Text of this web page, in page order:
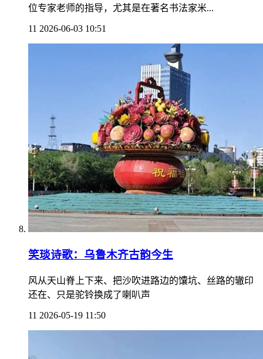
位专家老师的指导，尤其是在著名书法家米...
11 2026-06-03 10:51
笑琰诗歌：乌鲁木齐古韵今生
风从天山脊上下来、把沙吹进路边的馕坑、丝路的辙印
还在、只是驼铃换成了喇叭声
11 2026-05-19 11:50